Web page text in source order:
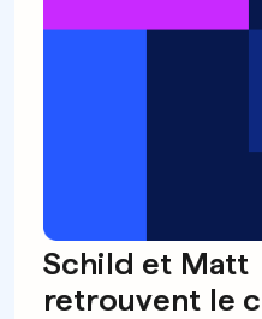
Schild et Matt
retrouvent le